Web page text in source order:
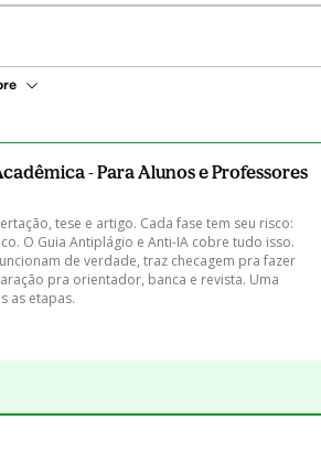
- Para Alunos e Professores
tese e artigo. Cada fase tem seu risco:
O Guia Antiplágio e Anti-IA cobre tudo isso.
de verdade, traz checagem pra fazer
pra orientador, banca e revista. Uma
as etapas.